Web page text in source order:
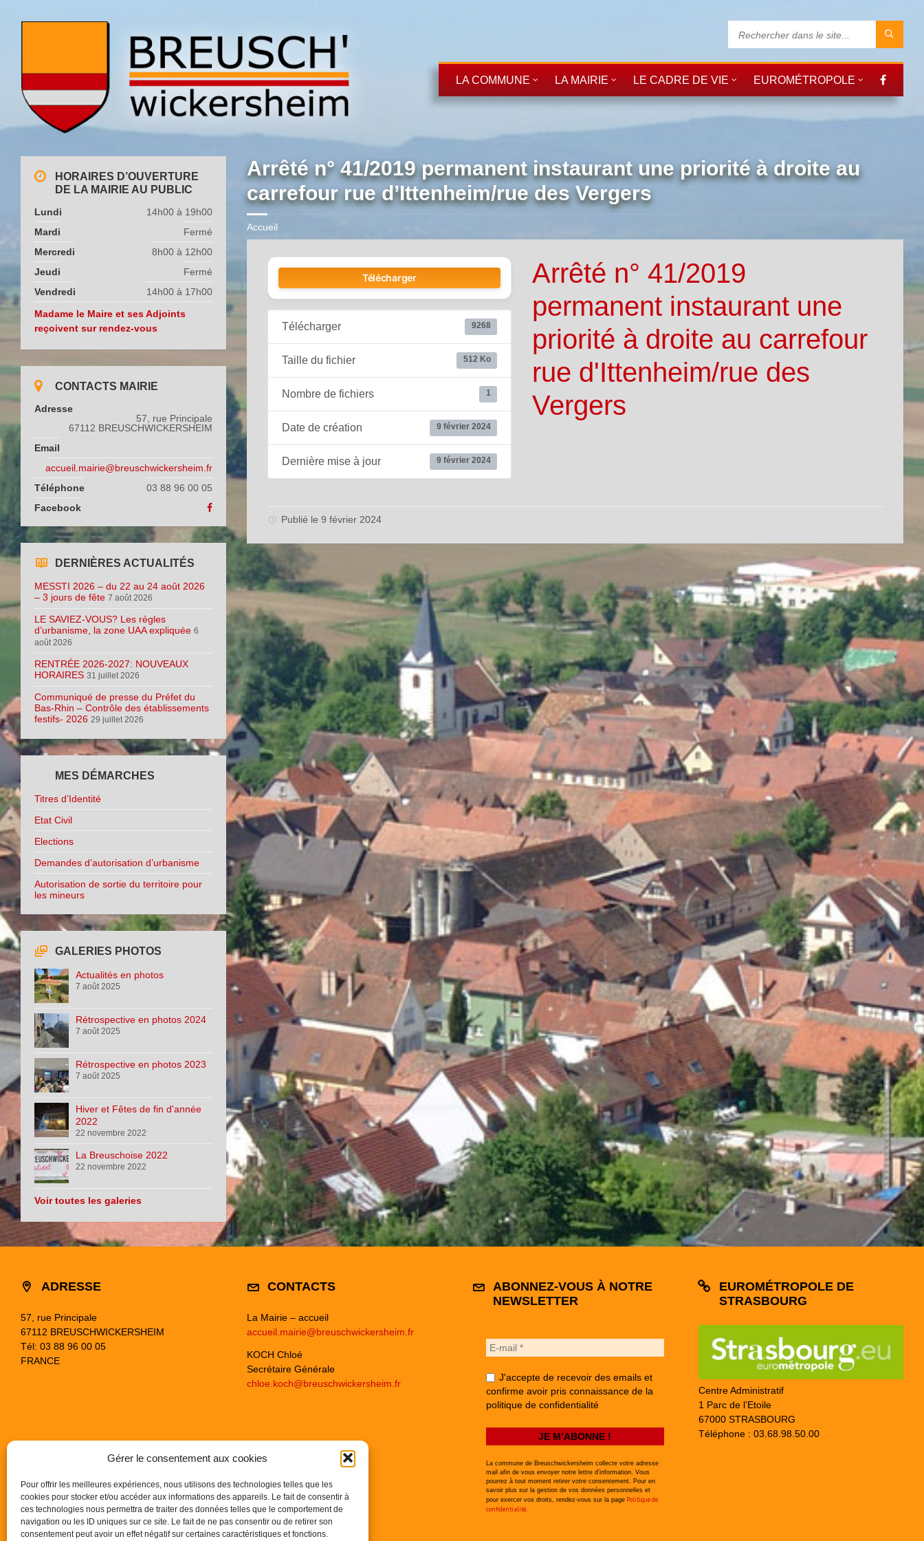
Gérer le consentement aux cookies
Pour offrir les meilleures expériences, nous utilisons des technologies telles que les
cookies pour stocker et/ou accéder aux informations des appareils. Le fait de consentir à
ces technologies nous permettra de traiter des données telles que le comportement de
navigation ou les ID uniques sur ce site. Le fait de ne pas consentir ou de retirer son
consentement peut avoir un effet négatif sur certaines caractéristiques et fonctions.
LA COMMUNE LA MAIRIE LE CADRE DE VIE EUROMÉTROPOLE
Arrêté n° 41/2019 permanent instaurant une priorité à droite au
carrefour rue d’Ittenheim/rue des Vergers
Accueil
Télécharger
Télécharger 9268
Taille du fichier 512 Ko
Nombre de fichiers 1
Date de création 9 février 2024
Dernière mise à jour 9 février 2024
Arrêté n° 41/2019
permanent instaurant une
priorité à droite au carrefour
rue d'Ittenheim/rue des
Vergers
Publié le 9 février 2024
HORAIRES D’OUVERTURE
DE LA MAIRIE AU PUBLIC
Lundi
14h00 à 19h00
Mardi
Fermé
Mercredi
8h00 à 12h00
Jeudi
Fermé
Vendredi
14h00 à 17h00
Madame le Maire et ses Adjoints
reçoivent sur rendez-vous
CONTACTS MAIRIE
Adresse
57, rue Principale
67112 BREUSCHWICKERSHEIM
Email
accueil.mairie@breuschwickersheim.fr
Téléphone
03 88 96 00 05
Facebook
DERNIÈRES ACTUALITÉS
MESSTI 2026 – du 22 au 24 août 2026
– 3 jours de fête 7 août 2026
LE SAVIEZ-VOUS? Les règles
d’urbanisme, la zone UAA expliquée 6
août 2026
RENTRÉE 2026-2027: NOUVEAUX
HORAIRES 31 juillet 2026
Communiqué de presse du Préfet du
Bas-Rhin – Contrôle des établissements
festifs- 2026 29 juillet 2026
MES DÉMARCHES
Titres d’Identité
Etat Civil
Elections
Demandes d’autorisation d’urbanisme
Autorisation de sortie du territoire pour
les mineurs
GALERIES PHOTOS
Actualités en photos
7 août 2025
Rétrospective en photos 2024
7 août 2025
Rétrospective en photos 2023
7 août 2025
Hiver et Fêtes de fin d'année
2022
22 novembre 2022
La Breuschoise 2022
22 novembre 2022
Voir toutes les galeries
ADRESSE
57, rue Principale
67112 BREUSCHWICKERSHEIM
Tél: 03 88 96 00 05
FRANCE
CONTACTS
La Mairie – accueil
accueil.mairie@breuschwickersheim.fr
KOCH Chloé
Secrétaire Générale
chloe.koch@breuschwickersheim.fr
ABONNEZ-VOUS À NOTRE
NEWSLETTER
J'accepte de recevoir des emails et
confirme avoir pris connaissance de la
politique de confidentialité
La commune de Breuschwickersheim collecte votre adresse
mail afin de vous envoyer notre lettre d’information. Vous
pourrez à tout moment retirer votre consentement. Pour en
savoir plus sur la gestion de vos données personnelles et
pour exercer vos droits, rendez-vous sur la page Politique de
confidentialité
EUROMÉTROPOLE DE
STRASBOURG
Centre Administratif
1 Parc de l’Etoile
67000 STRASBOURG
Téléphone : 03.68.98.50.00